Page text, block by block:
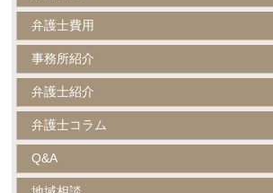
弁護士費用
事務所紹介
弁護士紹介
弁護士コラム
Q&A